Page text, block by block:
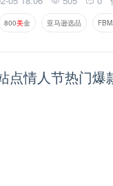
800美金 亚马逊选品
点情人节热门爆